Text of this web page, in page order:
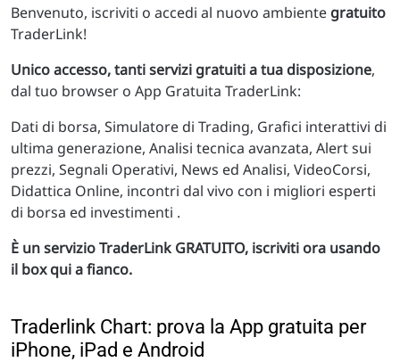
Benvenuto, iscriviti o accedi al nuovo ambiente gratuito
TraderLink!
Unico accesso, tanti servizi gratuiti a tua disposizione,
dal tuo browser o App Gratuita TraderLink:
Dati di borsa, Simulatore di Trading, Grafici interattivi di
ultima generazione, Analisi tecnica avanzata, Alert sui
prezzi, Segnali Operativi, News ed Analisi, VideoCorsi,
Didattica Online, incontri dal vivo con i migliori esperti
di borsa ed investimenti .
È un servizio TraderLink GRATUITO, iscriviti ora usando
il box qui a fianco.
Traderlink Chart: prova la App gratuita per
iPhone, iPad e Android